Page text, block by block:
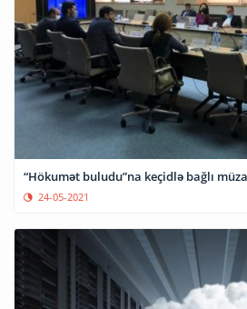
“Hökumət buludu”na keçidlə bağlı
24-05-2021